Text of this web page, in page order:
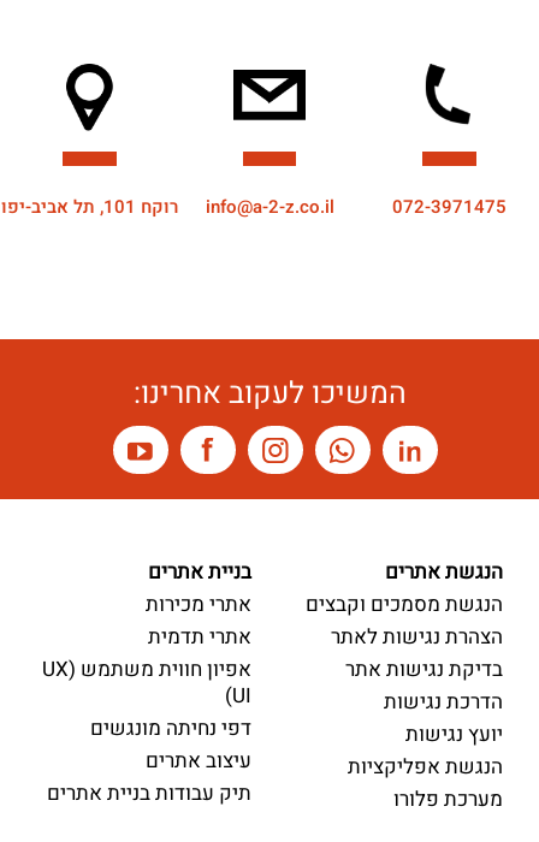
072-3971475
info@a-2-z.co.il רוקח 101, תל אביב-יפו
המשיכו לעקוב אחרינו:
הנגשת אתרים
הנגשת מסמכים וקבצים
הצהרת נגישות לאתר
בדיקת נגישות אתר
הדרכת נגישות
יועץ נגישות
הנגשת אפליקציות
מערכת פלורו
בניית אתרים
אתרי מכירות
אתרי תדמית
אפיון חווית משתמש (UX
UI)
דפי נחיתה מונגשים
עיצוב אתרים
תיק עבודות בניית אתרים